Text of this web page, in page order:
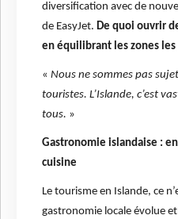
diversification avec de
de EasyJet. De quoi ouvrir
en équilibrant les zones
« Nous ne sommes pas
touristes. L’Islande, c’est
tous. »
Gastronomie islandaise :
cuisine
Le tourisme en Islande, ce
gastronomie locale évolue